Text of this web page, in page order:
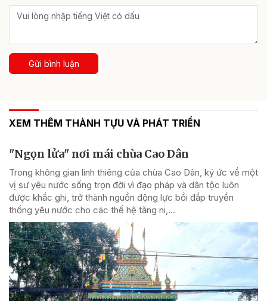
Gửi bình luận
XEM THÊM THÀNH TỰU VÀ PHÁT TRIỂN
"Ngọn lửa" nơi mái chùa Cao Dân
Trong không gian linh thiêng của chùa Cao Dân, ký ức về một
vị sư yêu nước sống trọn đời vì đạo pháp và dân tộc luôn
được khắc ghi, trở thành nguồn động lực bồi đắp truyền
thống yêu nước cho các thế hệ tăng ni,...